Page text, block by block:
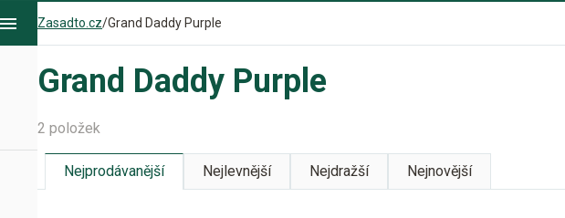
Zasadto.cz/Grand Daddy Purple
Grand Daddy Purple
2 položek
Nejprodávanější Nejlevnější Nejdražší Nejnovější